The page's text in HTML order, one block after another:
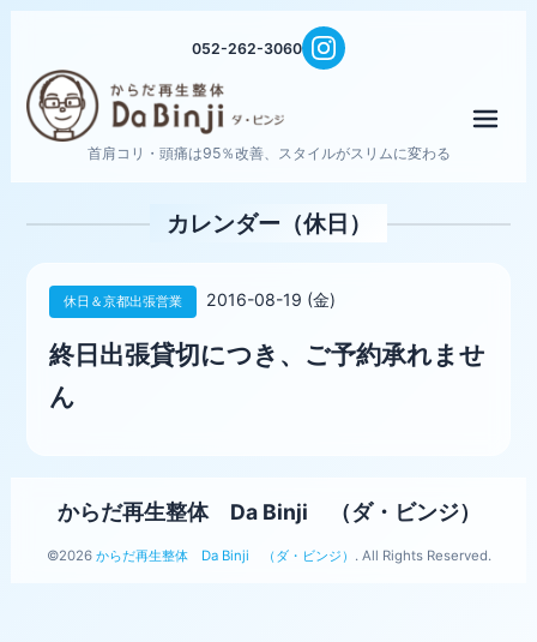
052-262-3060
首肩コリ・頭痛は95％改善、スタイルがスリムに変わる
カレンダー（休日）
休日＆京都出張営業 2016-08-19 (金)
終日出張貸切につき、ご予約承れませ
ん
からだ再生整体 Da Binji （ダ・ビンジ）
©2026 からだ再生整体 Da Binji （ダ・ビンジ） . All Rights Reserved.